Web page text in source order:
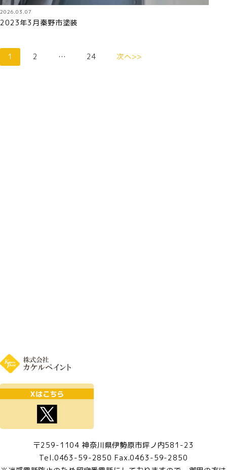
2026.03.07
2023年3月秦野市塗装
1 2 … 24 次へ>>
〒259-1104 神奈川県伊勢原市坪ノ内581-23
Tel.0463-59-2850 Fax.0463-59-2850